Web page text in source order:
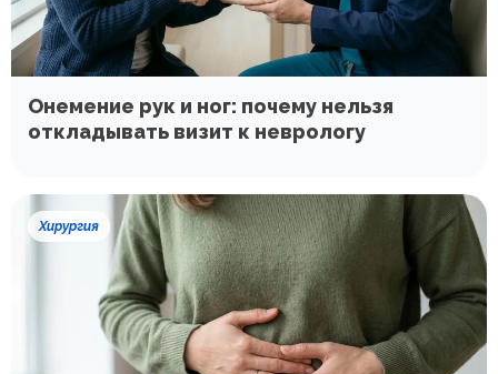
Онемение рук и ног: почему нельзя
откладывать визит к неврологу
Хирургия